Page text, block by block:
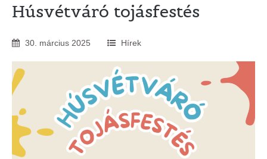
Húsvétváró tojásfestés
30 március 2025 Hírek